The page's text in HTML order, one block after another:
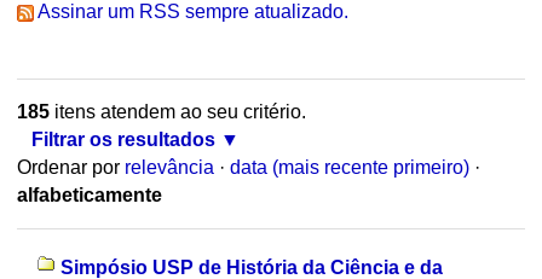
Assinar um RSS sempre atualizado.
185itens atendem ao seu critério.
Filtrar os resultados
Ordenar por relevância · data (mais recente primeiro) ·
alfabeticamente
Simpósio USP de História da Ciência e da